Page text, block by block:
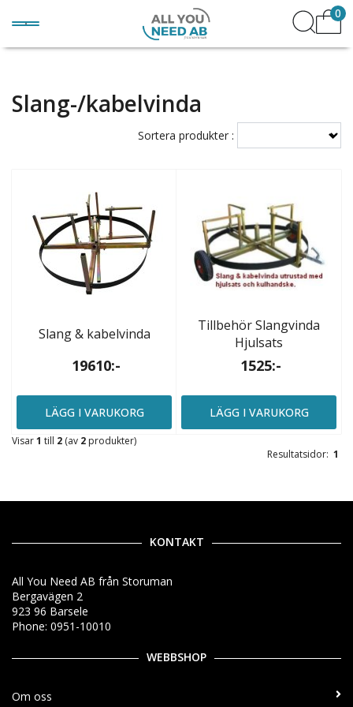
0
Slang-/kabelvinda
Sortera produkter :
Slang & kabelvinda
19610:-
LÄGG I VARUKORG
Tillbehör Slangvinda
Hjulsats
1525:-
LÄGG I VARUKORG
Visar1 till 2 (av 2 produkter)
Resultatsidor: 1
KONTAKT
All You Need AB från Storuman
Bergavägen 2
923 96 Barsele
Phone: 0951-10010
WEBBSHOP
Om oss